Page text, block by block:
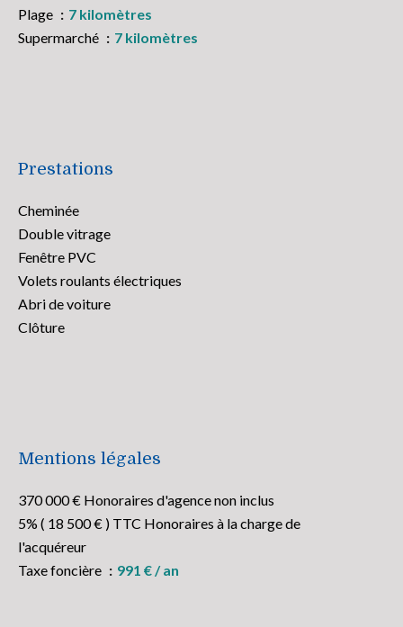
Plage
7 kilomètres
Supermarché
7 kilomètres
Prestations
Cheminée
Double vitrage
Fenêtre PVC
Volets roulants électriques
Abri de voiture
Clôture
Mentions légales
370 000 € Honoraires d'agence non inclus
5% ( 18 500 € ) TTC Honoraires à la charge de
l'acquéreur
Taxe foncière
991 € / an